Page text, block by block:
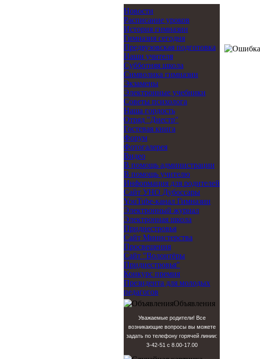
Новости
Расписание уроков
История гимназии
Гимназия сегодня
Предвузовская подготовка
Наши учителя
Субботняя школа
Символика гимназии
Экзамены
Электронные учебники
Советы психолога
Наша гордость
Отряд "Днестр"
Гостевая книга
Форум
Фотогалерея
Видео
В помощь администрации
В помощь учителю
Информация для родителей
Cайт УНО Дубоссары
YouTube-канал Гимназии
Электронный журнал
Электронная школа
Приднестровья
Сайт Министерства
Просвещения
Сайт "Волонтёры
Приднестровья"
Конкурс премия
Президента для молодых
педагогов
Объявления
Уважаемые родители! Все
возникающие вопросы вы можете
задать по телефону горячей линии:
3-42-51 с 8.00-17.00